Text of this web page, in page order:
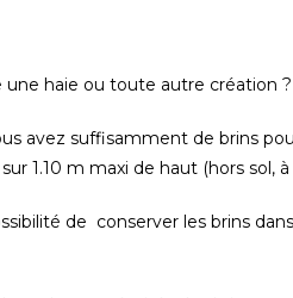
une haie ou toute autre création ?
avez suffisamment de brins
1.10 m maxi de haut (hors sol,
de conserver les brins dans